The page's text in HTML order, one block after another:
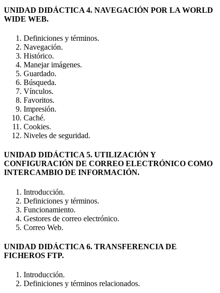
UNIDAD DIDÁCTICA 4. NAVEGACIÓN POR LA WORLD
WIDE WEB.
Definiciones y términos.
Navegación.
Histórico.
Manejar imágenes.
Guardado.
Búsqueda.
Vínculos.
Favoritos.
Impresión.
Caché.
Cookies.
Niveles de seguridad.
UNIDAD DIDÁCTICA 5. UTILIZACIÓN Y
CONFIGURACIÓN DE CORREO ELECTRÓNICO COMO
INTERCAMBIO DE INFORMACIÓN.
Introducción.
Definiciones y términos.
Funcionamiento.
Gestores de correo electrónico.
Correo Web.
UNIDAD DIDÁCTICA 6. TRANSFERENCIA DE
FICHEROS FTP.
Introducción.
Definiciones y términos relacionados.